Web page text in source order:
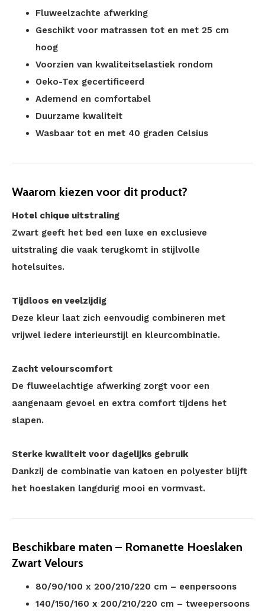
Fluweelzachte afwerking
Geschikt voor matrassen tot en met 25 cm
hoog
Voorzien van kwaliteitselastiek rondom
Oeko-Tex gecertificeerd
Ademend en comfortabel
Duurzame kwaliteit
Wasbaar tot en met 40 graden Celsius
Waarom kiezen voor dit product?
Hotel chique uitstraling
Zwart geeft het bed een luxe en exclusieve
uitstraling die vaak terugkomt in stijlvolle
hotelsuites.
Tijdloos en veelzijdig
Deze kleur laat zich eenvoudig combineren met
vrijwel iedere interieurstijl en kleurcombinatie.
Zacht velourscomfort
De fluweelachtige afwerking zorgt voor een
aangenaam gevoel en extra comfort tijdens het
slapen.
Sterke kwaliteit voor dagelijks gebruik
Dankzij de combinatie van katoen en polyester blijft
het hoeslaken langdurig mooi en vormvast.
Beschikbare maten – Romanette Hoeslaken
Zwart Velours
80/90/100 x 200/210/220 cm – eenpersoons
140/150/160 x 200/210/220 cm – tweepersoons